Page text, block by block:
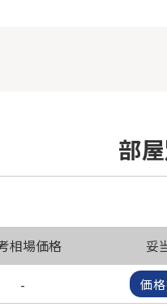
部
相場価格 妥
- 価